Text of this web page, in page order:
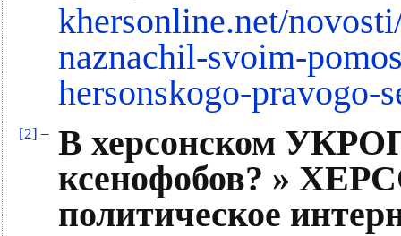
khersonline.net/
naznachil-svoim-
hersonskogo-pravogo-
[2] – В херсонском
ксенофобов? »
политическое